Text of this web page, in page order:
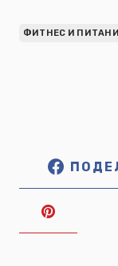
ФИТНЕС И